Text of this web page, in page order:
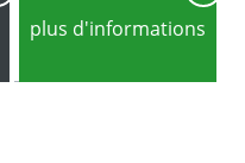
plus d'informations